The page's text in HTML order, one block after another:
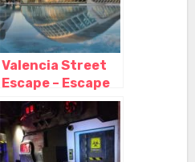
Valencia Street
Escape – Escape
Room al aire libre
– Gymkana,
Valencia –
Valencia